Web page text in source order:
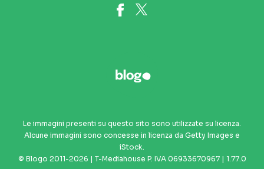
Le immagini presenti su questo sito sono utilizzate su licenza.
Alcune immagini sono concesse in licenza da Getty Images e
iStock.
© Blogo 2011-2026 | T-Mediahouse P. IVA 06933670967 | 1.77.0